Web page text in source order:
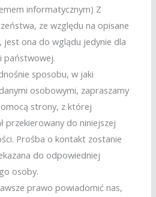
informatycznym) Z
ze względu na opisane
jest ona do wglądu jedynie dla
państwowej.
sposobu, w jaki
osobowymi, zapraszamy
strony, z której
przekierowany do niniejszej
Prośba o kontakt zostanie
do odpowiedniej
osoby.
prawo powiadomić nas,